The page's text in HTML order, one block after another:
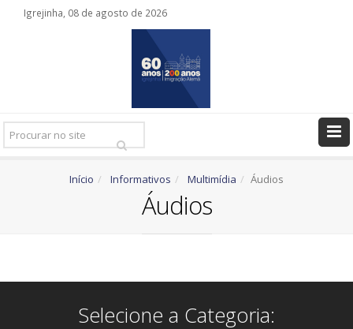
Igrejinha, 08 de agosto de 2026
Pesquisar
Ir
Início Informativos Multimídia Áudios
Áudios
Selecione a Categoria: